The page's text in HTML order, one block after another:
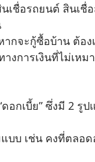
ชื่อรถยนต์ สินเชื่
จะกู้ซื้อบ้าน ต้อง
งการเงินที่ไม่เหม
กเบี้ย” ซึ่งมี 2 รูป
แบบ เช่น คงที่ตลอ